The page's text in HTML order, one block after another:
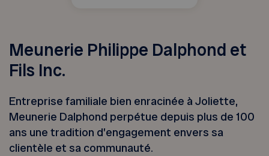
Meunerie Philippe Dalphond et
Fils Inc.
Entreprise familiale bien enracinée à Joliette,
Meunerie Dalphond perpétue depuis plus de 100
ans une tradition d’engagement envers sa
clientèle et sa communauté.